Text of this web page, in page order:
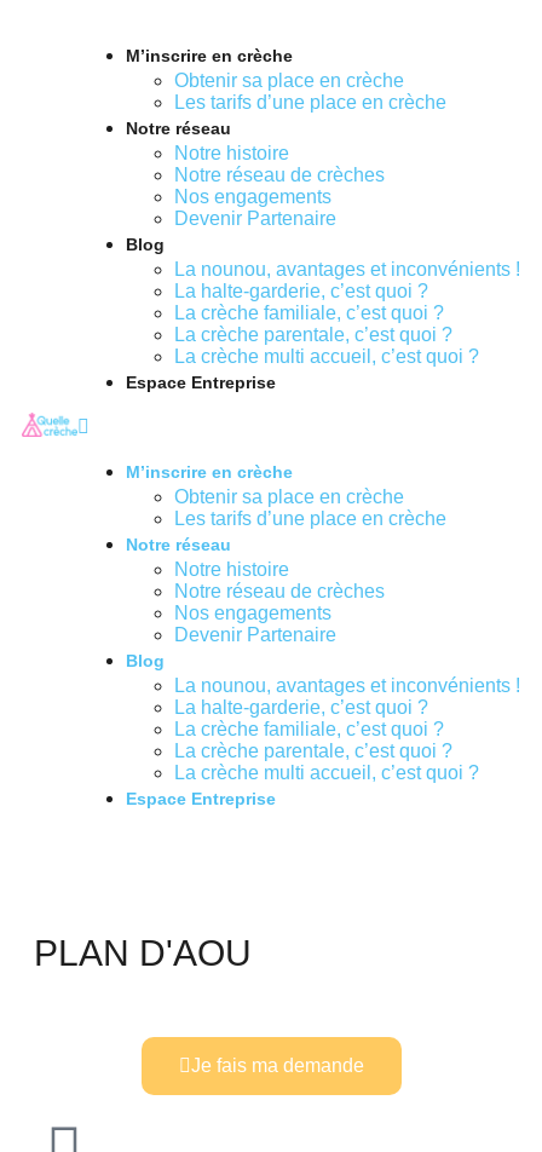
M’inscrire en crèche
Obtenir sa place en crèche
Les tarifs d’une place en crèche
Notre réseau
Notre histoire
Notre réseau de crèches
Nos engagements
Devenir Partenaire
Blog
La nounou, avantages et inconvénients !
La halte-garderie, c’est quoi ?
La crèche familiale, c’est quoi ?
La crèche parentale, c’est quoi ?
La crèche multi accueil, c’est quoi ?
Espace Entreprise
M’inscrire en crèche
Obtenir sa place en crèche
Les tarifs d’une place en crèche
Notre réseau
Notre histoire
Notre réseau de crèches
Nos engagements
Devenir Partenaire
Blog
La nounou, avantages et inconvénients !
La halte-garderie, c’est quoi ?
La crèche familiale, c’est quoi ?
La crèche parentale, c’est quoi ?
La crèche multi accueil, c’est quoi ?
Espace Entreprise
PLAN D'AOU
Je fais ma demande